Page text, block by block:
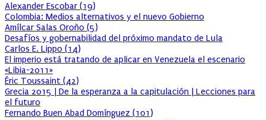
Alexander Escobar (19)
Colombia: Medios alternativos y el nuevo Gobierno
Amílcar Salas Oroño (5)
Desafíos y gobernabilidad del próximo mandato de Lula
Carlos E. Lippo (14)
El imperio está tratando de aplicar en Venezuela el escenario
«Libia-2011»
Éric Toussaint (42)
Grecia 2015 | De la esperanza a la capitulación | Lecciones para
el futuro
Fernando Buen Abad Domínguez (101)